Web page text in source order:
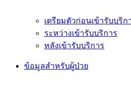
เตรียมตัวก่อนเข้ารับบริก
ระหว่างเข้ารับบริการ
หลังเข้ารับบริการ
ข้อมูลสำหรับผู้ป่วย